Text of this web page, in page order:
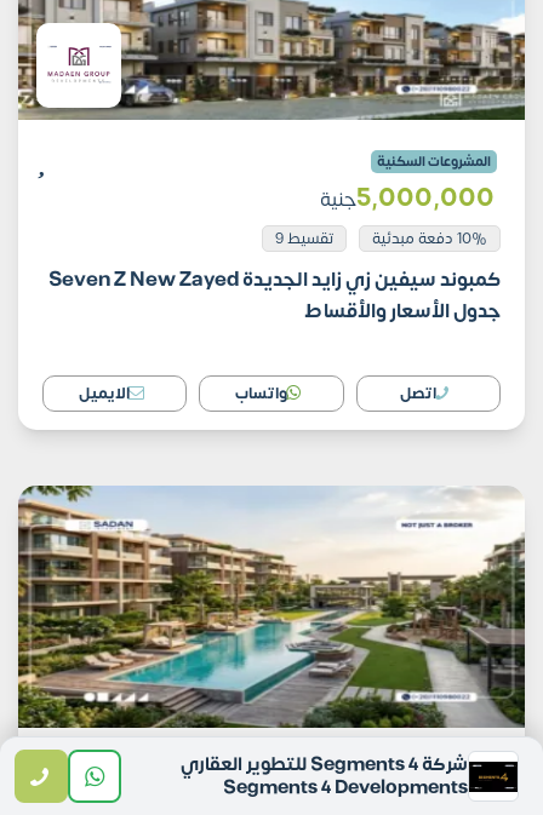
المشروعات السكنية
5٬000٬000جنية
10% دفعة مبدئية تقسيط 9
كمبوند سيفين زي زايد الجديدة Seven Z New Zayed
جدول الأسعار والأقساط
اتصل واتساب الايميل
المشروعات السكنية
2٬100٬000
شركة Segments 4 للتطوير العقاري
Segments 4 Developments